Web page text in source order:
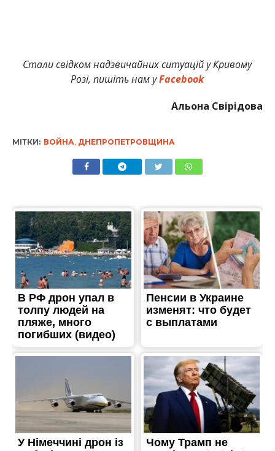
Стали свідком надзвичайних ситуацій у Кривому
Розі, пишіть нам уFacebook
Альона Свірідова
МІТКИ: ВОЙНА ДНЕПРОПЕТРОВЩИНА